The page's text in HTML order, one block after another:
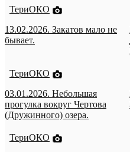
ТериОКО
13.02.2026. Закатов мало не
бывает.
ТериОКО
03.01.2026. Небольшая
прогулка вокруг Чертова
(Дружинного) озера.
ТериОКО